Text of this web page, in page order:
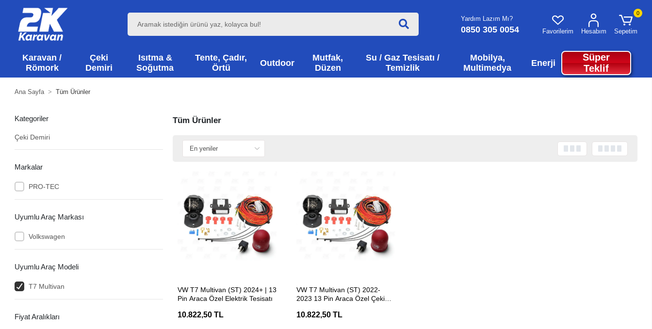
Yardım Lazım Mı?
0850 305 0054 Favorilerim Hesabım
0
Sepetim
Karavan /
Römork
Çeki
Demiri
Isıtma &
Soğutma
Tente, Çadır,
Örtü
Outdoor
Mutfak,
Düzen
Su / Gaz Tesisatı /
Temizlik
Mobilya,
Multimedya
Enerji
Süper
Teklif
Ana Sayfa Tüm Ürünler
Kategoriler
Çeki Demiri
Markalar
PRO-TEC
Uyumlu Araç Markası
Volkswagen
Uyumlu Araç Modeli
T7 Multivan
Fiyat Aralıkları
Tüm Ürünler
VW T7 Multivan (ST) 2024+ | 13
Pin Araca Özel Elektrik Tesisatı
10.822,50 TL
VW T7 Multivan (ST) 2022-
2023 13 Pin Araca Özel Çeki
10.822,50 TL